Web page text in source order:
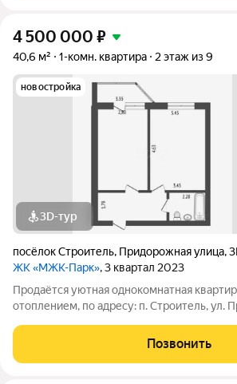
4 500 000 ₽
40,6 м² 1-комн. квартира 2 этаж из 9
новостройка
3D-тур
посёлок Строитель, Придорожная улица,
ЖК «МЖК-Парк», 3 квартал 2023
Продаётся уютная однокомнатная
отоплением, по адресу: п. Строитель, ул.
Состояние ремонта: черновая отделка.
шаговой
Позвонить